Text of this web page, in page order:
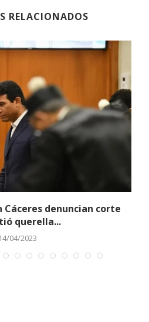
RELACIONADOS
Cáceres denuncian corte
querella...
14/04/2023